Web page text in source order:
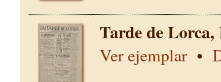
Tarde de
Ver ejemplar•